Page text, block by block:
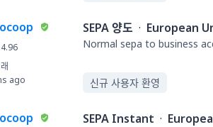
4.96
ago
SEPA 양도 · European
Normal sepa to business
신규 사용자 환영
SEPA Instant ·